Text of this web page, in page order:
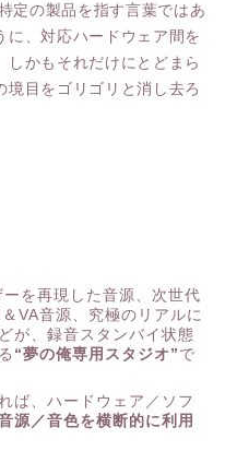
定の製品を指す言葉ではあ
に、対応ハードウェア間を
しかもそれだけにとどまら
目をゴリゴリと消し去ろ
を再現した音源、次世代
VA音源、究極のリアルに
が、録音スタンバイ状態
“夢の俺専用スタジオ” で
ば、ハードウェア／ソフ
源／音色を横断的に利用